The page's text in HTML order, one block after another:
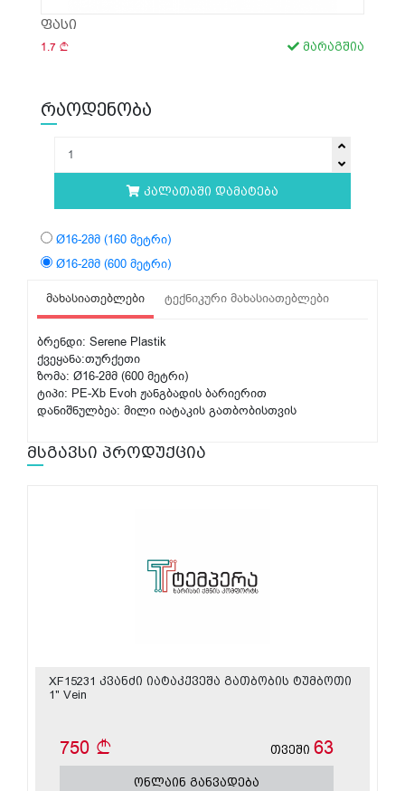
ფასი
1.7 მარაგშია
რაოდენობა
კალათაში დამატება
Ø16-2მმ (160 მეტრი)
Ø16-2მმ (600 მეტრი)
მახასიათებლები ტექნიკური მახასიათებლები
ბრენდი: Serene Plastik
ქვეყანა:თურქეთი
ზომა: Ø16-2მმ (600 მეტრი)
ტიპი: PE-Xb Evoh ჟანგბადის ბარიერით
დანიშნულბეა: მილი იატაკის გათბობისთვის
მსგავსი პროდუქცია
XF15231 კვანძი იატაკქვეშა გათბობის ტუმბოთი
1" Vein
750 თვეში 63
ონლაინ განვადება